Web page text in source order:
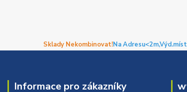
Sklady Nekombinovat!Na Adresu<2m,
Informace pro zákazníky